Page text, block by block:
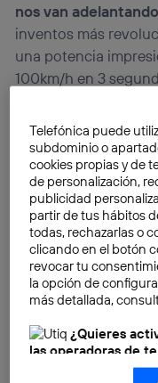
nos van
inventos más
una potencia
100km/h en 3
incluye hasta
Nos encontramos
Angelika
mentora en 500
llegar nos invita a
preparada una sala
Telefónica puede
subdominio o
cookies propias y de
de personalización,
publicidad
partir de tus hábitos
todas, rechazarlas o
clicando en el botón
revocar tu
la opción de
más detallada,
¿Quieres
las operadoras de
Nosotros, Telefónica